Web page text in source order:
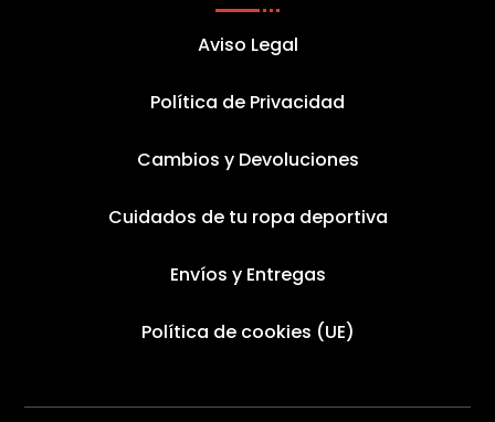
Aviso Legal
Política de Privacidad
Cambios y Devoluciones
Cuidados de tu ropa deportiva
Envíos y Entregas
Política de cookies (UE)